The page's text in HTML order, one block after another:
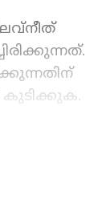
ലവ്നീത്
കുടിക്കുക.